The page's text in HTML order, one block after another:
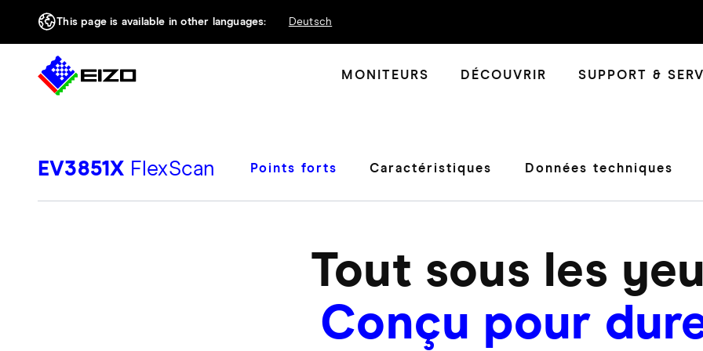
This page is available in other languages: Deutsch
MONITEURS DÉCOUVRIR SUPPORT &
EV3851X FlexScan Points forts Caractéristiques Données techniques
Tout sous les
Conçu pour